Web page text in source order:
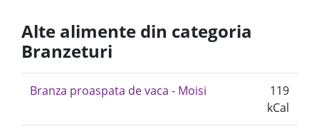
Alte alimente din categoria
Branzeturi
Branza proaspata de vaca - Moisi
119
kCal